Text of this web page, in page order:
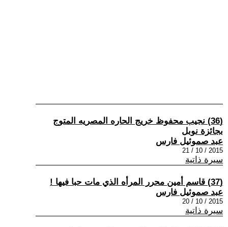
(36) نجيب محفوظ خريج الحاره المصريه المتوج
بجائزة نوبل
عبد صموئيل فارس
2015 / 10 / 21
سيرة ذاتية
(37) قاسم أمين محرر المرأه الذي مات حبا فيها !
عبد صموئيل فارس
2015 / 10 / 20
سيرة ذاتية